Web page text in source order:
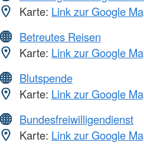
Karte: Link zur Google
Betreutes Reisen
Karte: Link zur Google
Blutspende
Karte: Link zur Google
Bundesfreiwilligendienst
Karte: Link zur Google